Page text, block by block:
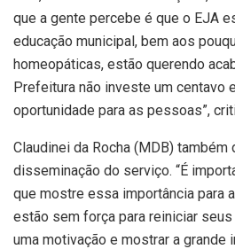
que a gente percebe é que o EJA
educação municipal, bem aos
homeopáticas, estão querendo
Prefeitura não investe um centavo
oportunidade para as pessoas”,
Claudinei da Rocha (MDB) também
disseminação do serviço. “É
que mostre essa importância para
estão sem força para reiniciar
uma motivação e mostrar a grande